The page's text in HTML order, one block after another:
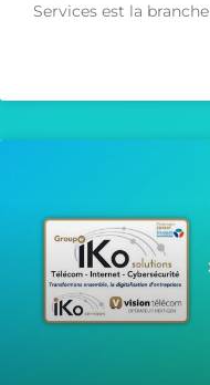
Services est la branche